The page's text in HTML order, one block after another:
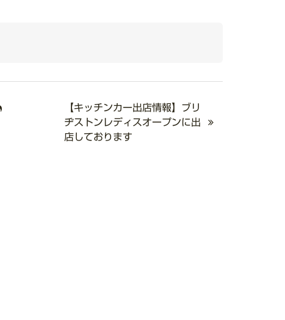
【キッチンカー出店情報】ブリ
ヂストンレディスオープンに出
店しております